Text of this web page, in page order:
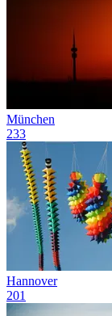
München
233
Hannover
201